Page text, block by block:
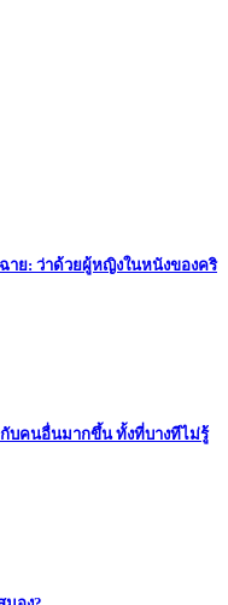
าย: ว่าด้วยผู้หญิงในหนังของคริ
กับคนอื่นมากขึ้น ทั้งที่บางทีไม่รู้